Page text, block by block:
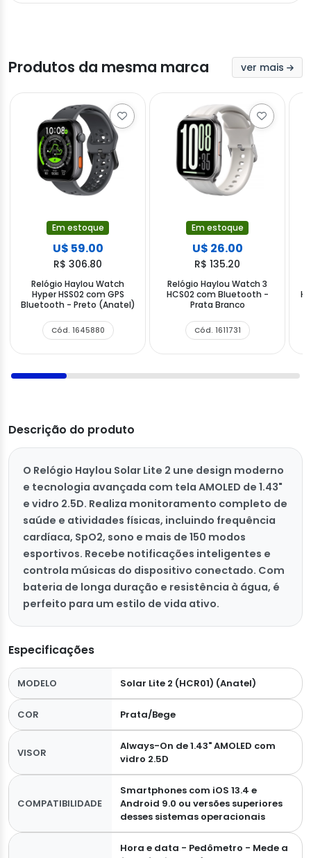
Produtos da mesma marca ver mais
Em estoque
U$ 59.00
R$ 306.80
Relógio Haylou Watch
Hyper HSS02 com GPS
Bluetooth - Preto (Anatel)
Cód. 1645880
Em estoque
U$ 26.00
R$ 135.20
Relógio Haylou Watch 3
HCS02 com Bluetooth -
Prata Branco
Cód. 1611731
Descrição do produto
O Relógio Haylou Solar Lite 2 une design moderno
e tecnologia avançada com tela AMOLED de 1.43"
e vidro 2.5D. Realiza monitoramento completo de
saúde e atividades físicas, incluindo frequência
cardíaca, SpO2, sono e mais de 150 modos
esportivos. Recebe notificações inteligentes e
controla músicas do dispositivo conectado. Com
bateria de longa duração e resistência à água, é
perfeito para um estilo de vida ativo.
Especificações
MODELO Solar Lite 2 (HCR01) (Anatel)
COR Prata/Bege
VISOR
Always-On de 1.43" AMOLED com
vidro 2.5D
COMPATIBILIDADE
Smartphones com iOS 13.4 e
Android 9.0 ou versões superiores
desses sistemas operacionais
Hora e data - Pedômetro - Mede a